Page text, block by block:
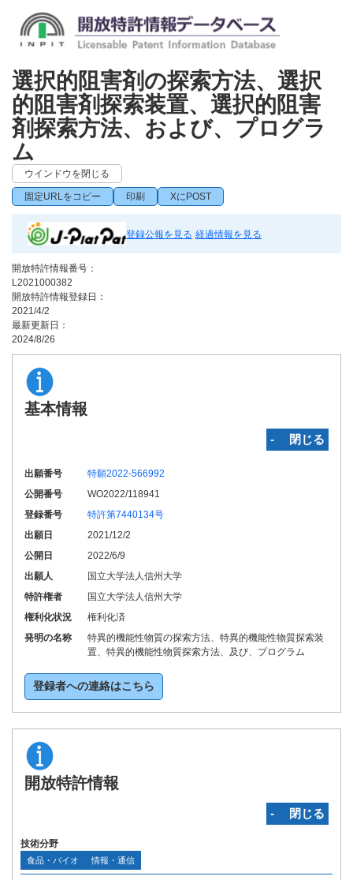
選択的阻害剤の探索方法、選択
的阻害剤探索装置、選択的阻害
剤探索方法、および、プログラ
ム
ウインドウを閉じる
固定URLをコピー 印刷 XにPOST
登録公報を見る 経過情報を見る
開放特許情報番号：
L2021000382
開放特許情報登録日：
2021/4/2
最新更新日：
2024/8/26
基本情報
‐ 閉じる
出願番号
特願2022-566992
公開番号
WO2022/118941
登録番号
特許第7440134号
出願日
2021/12/2
公開日
2022/6/9
出願人
国立大学法人信州大学
特許権者
国立大学法人信州大学
権利化状況
権利化済
発明の名称
特異的機能性物質の探索方法、特異的機能性物質探索装
置、特異的機能性物質探索方法、及び、プログラム
登録者への連絡はこちら
開放特許情報
‐ 閉じる
技術分野
食品・バイオ 情報・通信